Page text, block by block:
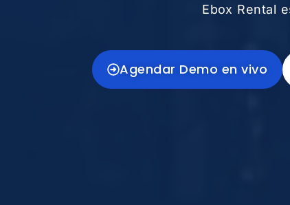
Ebox Rental
Agendar Demo en vivo